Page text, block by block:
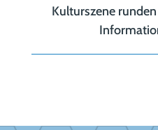
Kulturszene